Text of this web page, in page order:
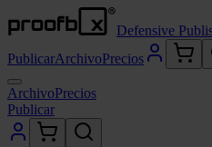
Defensive
PublicarArchivoPrecios
ArchivoPrecios
Publicar